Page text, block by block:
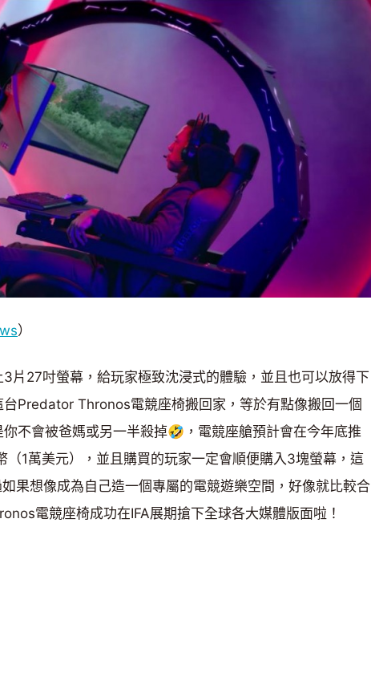
）
片27吋螢幕，給玩家極致沈浸式的體驗，並且也可以放得下
Predator Thronos電競座椅搬回家，等於有點像搬回一個
不會被爸媽或另一半殺掉🤣，電競座艙預計會在今年底推
（1萬美元），並且購買的玩家一定會順便購入3塊螢幕，這
果想像成為自己造一個專屬的電競遊樂空間，好像就比較合
電競座椅成功在IFA展期搶下全球各大媒體版面啦！